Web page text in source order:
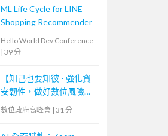
ML Life Cycle for LINE
Shopping Recommender
Hello World Dev Conference
| 39 分
【知己也要知彼 - 強化資
安韌性，做好數位風險防
護！】
數位政府高峰會 | 31 分